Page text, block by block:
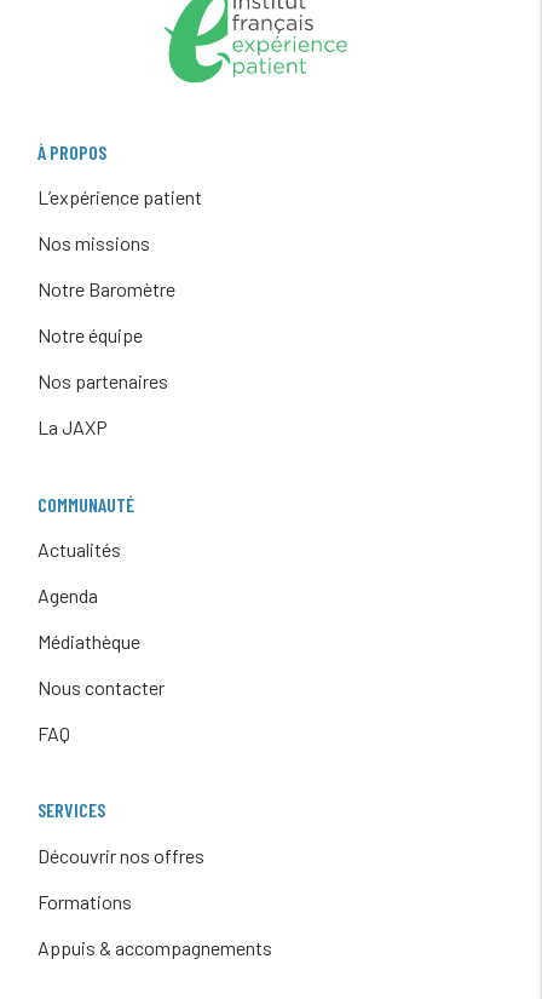
À PROPOS
L’expérience patient
Nos missions
Notre Baromètre
Notre équipe
Nos partenaires
La JAXP
COMMUNAUTÉ
Actualités
Agenda
Médiathèque
Nous contacter
FAQ
SERVICES
Découvrir nos offres
Formations
Appuis & accompagnements